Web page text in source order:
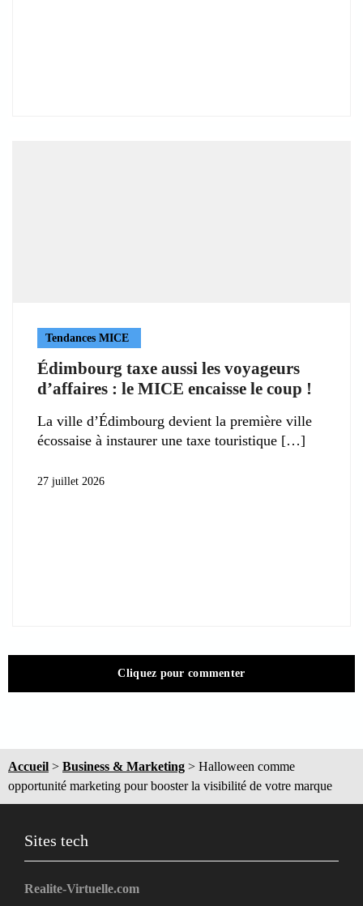
Tendances MICE
Édimbourg taxe aussi les voyageurs
d’affaires : le MICE encaisse le coup !
La ville d’Édimbourg devient la première ville
écossaise à instaurer une taxe touristique
27 juillet 2026
Cliquez pour commenter
Accueil > Business & Marketing > Halloween comme
opportunité marketing pour booster la visibilité de votre marque
Sites tech
Realite-Virtuelle.com